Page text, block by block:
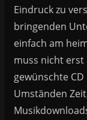
Eindruck zu
bringenden
einfach am
muss nicht erst
gewünschte
Umständen